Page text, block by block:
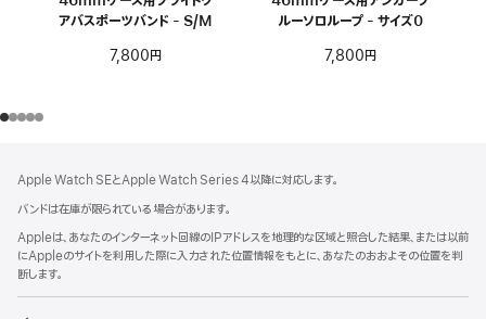
アバスポーツバンド - S/M
7,800円
ルーソロループ - サイズ0
7,800円
ッ
タ
ー
注
Apple Watch SEとApple Watch Series 4以降に対応します。
バンドは在庫が限られている場合があります。
Appleは、あなたのインターネット回線のIPアドレスを地理的な区域と照合した結果、または以前
にAppleのサイトを利用した際に入力された位置情報をもとに、あなたのおおよその位置を判
断します。